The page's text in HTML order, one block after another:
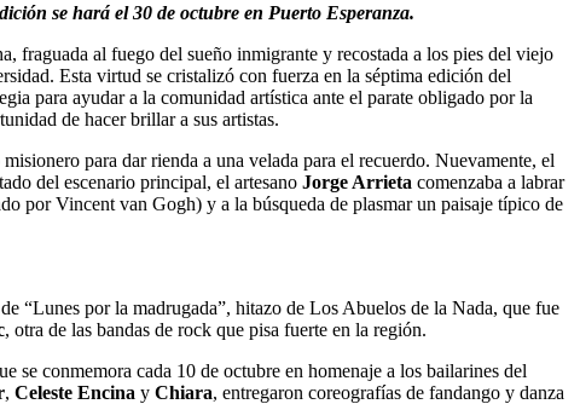
se hará el 30 de octubre en Puerto Esperanza.
fraguada al fuego del sueño inmigrante y recostada a los pies del viejo
Esta virtud se cristalizó con fuerza en la séptima edición del
para ayudar a la comunidad artística ante el parate obligado por la
de hacer brillar a sus artistas.
para dar rienda a una velada para el recuerdo. Nuevamente, el
del escenario principal, el artesano Jorge Arrieta comenzaba a labrar
por Vincent van Gogh) y a la búsqueda de plasmar un paisaje típico de
“Lunes por la madrugada”, hitazo de Los Abuelos de la Nada, que fue
, otra de las bandas de rock que pisa fuerte en la región.
se conmemora cada 10 de octubre en homenaje a los bailarines del
, Celeste Encina y Chiara, entregaron coreografías de fandango y danza